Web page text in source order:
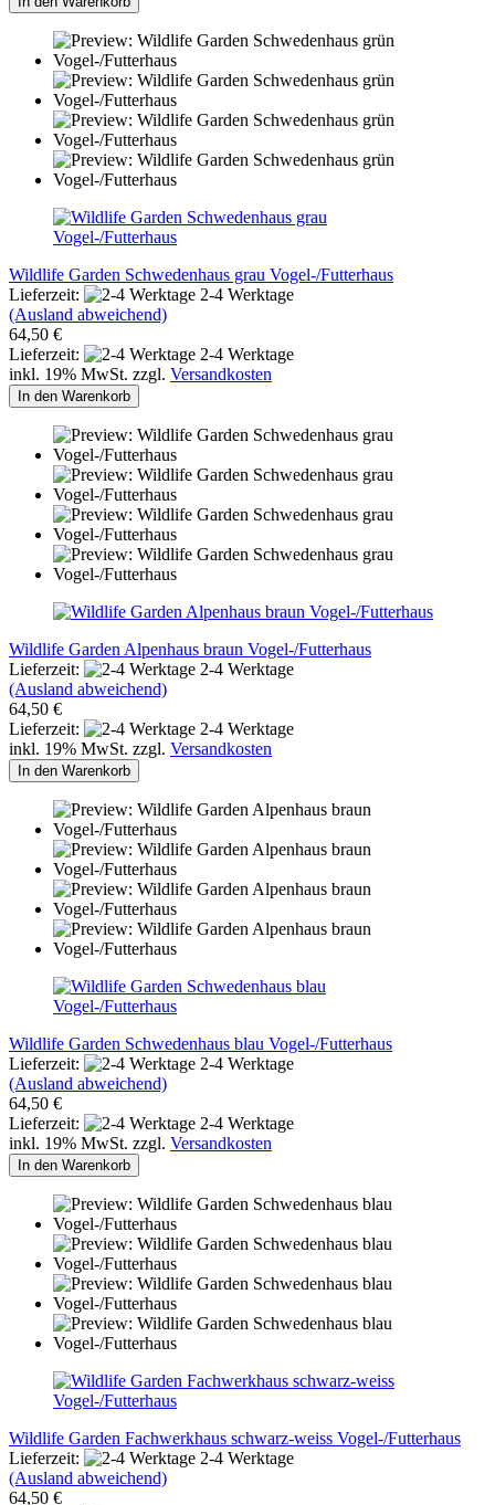
Wildlife Garden Schwedenhaus grau Vogel-/Futterhaus
Lieferzeit:
2-4 Werktage
(Ausland abweichend)
64,50 €
Lieferzeit:
2-4 Werktage
inkl. 19% MwSt. zzgl. Versandkosten
In den Warenkorb
Wildlife Garden Alpenhaus braun Vogel-/Futterhaus
Lieferzeit:
2-4 Werktage
(Ausland abweichend)
64,50 €
Lieferzeit:
2-4 Werktage
inkl. 19% MwSt. zzgl. Versandkosten
In den Warenkorb
Wildlife Garden Schwedenhaus blau Vogel-/Futterhaus
Lieferzeit:
2-4 Werktage
(Ausland abweichend)
64,50 €
Lieferzeit:
2-4 Werktage
inkl. 19% MwSt. zzgl. Versandkosten
In den Warenkorb
Wildlife Garden Fachwerkhaus schwarz-weiss Vogel-/Futterhaus
Lieferzeit:
2-4 Werktage
(Ausland abweichend)
64,50 €